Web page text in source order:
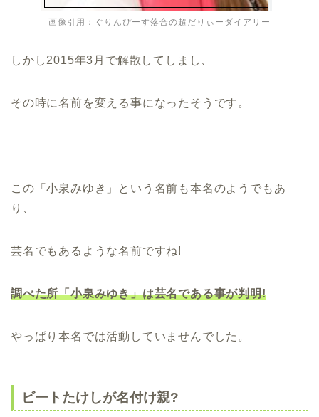
画像引用：ぐりんぴーす落合の超だりぃーダイアリー
しかし2015年3月で解散してしまし、
その時に名前を変える事になったそうです。
この「小泉みゆき」という名前も本名のようでもあ
り、
芸名でもあるような名前ですね!
調べた所「小泉みゆき」は芸名である事が判明!
やっぱり本名では活動していませんでした。
ビートたけしが名付け親?